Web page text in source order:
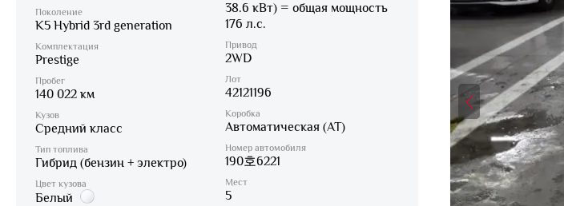
Поколение
K5 Hybrid 3rd generation
Комплектация
Prestige
Пробег
140 022 км
Кузов
Средний класс
Тип топлива
Гибрид (бензин + электро)
Цвет кузова
Белый
38.6 кВт) = общая мощность
176 л.с.
Привод
2WD
Лот
42121196
Коробка
Автоматическая (AT)
Номер автомобиля
190호6221
Мест
5